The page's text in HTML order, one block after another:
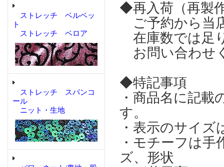
ストレッチ ベルベッ
ト
ストレッチ ベロア
ストレッチ スパンコ
ール
ニット・生地
◆再入荷（再
ご予約から当
在庫数では足
お問い合わせ
◆特記事項
・商品名に記
す。
・表示のサイ
・モチーフは
ズ、形状